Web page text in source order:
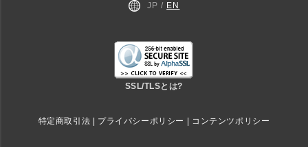
JP / EN
SSL/TLSとは?
特定商取引法 プライバシーポリシー コンテンツポリシー